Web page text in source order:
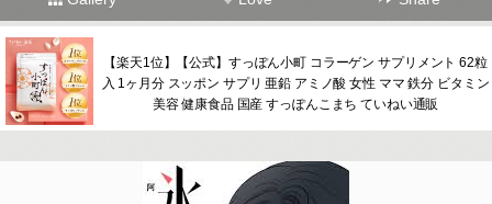
【楽天1位】【公式】すっぽん小町 コラーゲン サプリメント 62粒
入 1ヶ月分 スッポン サプリ 亜鉛 アミノ酸 女性 ママ 鉄分 ビタミン
美容 健康食品 国産 すっぽんこまち ていねい通販